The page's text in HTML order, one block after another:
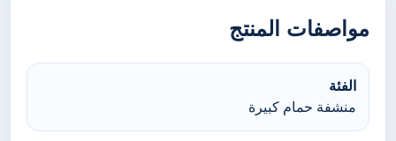
مواصفات المنتج
الفئة
منشفة حمام كبيرة